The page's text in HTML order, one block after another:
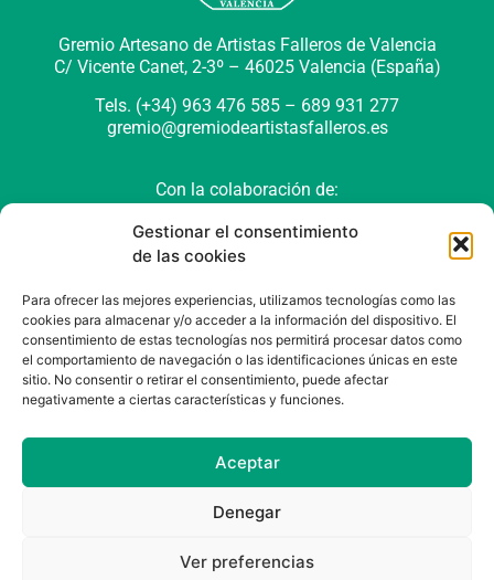
Gestionar el consentimiento
de las cookies
Para ofrecer las mejores experiencias, utilizamos tecnologías como las
cookies para almacenar y/o acceder a la información del dispositivo. El
consentimiento de estas tecnologías nos permitirá procesar datos como
el comportamiento de navegación o las identificaciones únicas en este
sitio. No consentir o retirar el consentimiento, puede afectar
negativamente a ciertas características y funciones.
Aceptar
Denegar
Ver preferencias
Gremio Artesano de Artistas Falleros de Valencia
C/ Vicente Canet, 2-3º – 46025 Valencia (España)
Tels. (+34) 963 476 585 – 689 931 277
gremio@gremiodeartistasfalleros.es
Con la colaboración de:
Política de cookies (UE) Política de privacidad
Aviso Legal